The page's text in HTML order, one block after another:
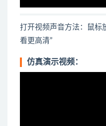
打开视频声音方法：鼠标
看更高清”
仿真演示视频：